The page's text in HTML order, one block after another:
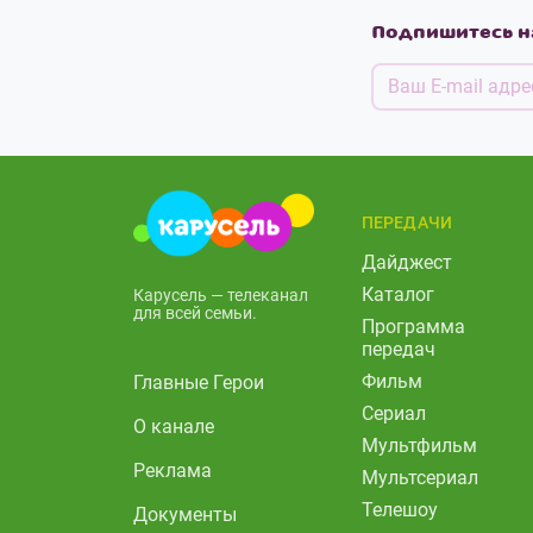
Подпишитесь
Карусель — телеканал
для всей семьи.
Главные Герои
О канале
Реклама
Документы
ПЕРЕДАЧИ
Дайджест
Каталог
Программа
передач
Фильм
Сериал
Мультфильм
Мультсериал
Телешоу